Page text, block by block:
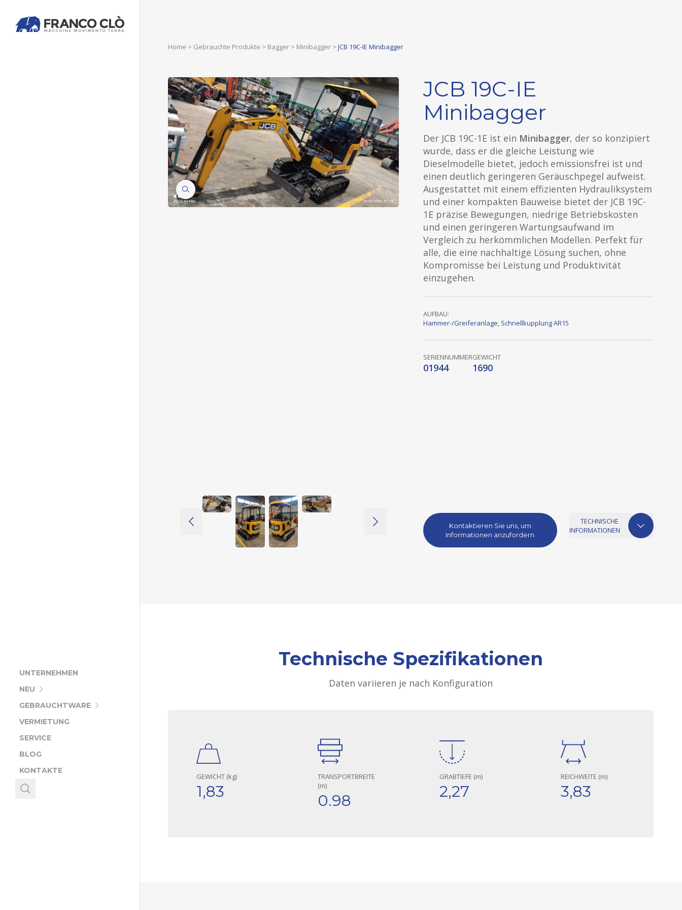
UNTERNEHMEN
NEU
GEBRAUCHTWARE
VERMIETUNG
SERVICE
BLOG
KONTAKTE
Home > Gebrauchte Produkte > Bagger > Minibagger > JCB 19C-IE Minibagger
JCB 19C-IE
Minibagger
Der JCB 19C-1E ist ein Minibagger, der so konzipiert
wurde, dass er die gleiche Leistung wie
Dieselmodelle bietet, jedoch emissionsfrei ist und
einen deutlich geringeren Geräuschpegel aufweist.
Ausgestattet mit einem effizienten Hydrauliksystem
und einer kompakten Bauweise bietet der JCB 19C-
1E präzise Bewegungen, niedrige Betriebskosten
und einen geringeren Wartungsaufwand im
Vergleich zu herkömmlichen Modellen. Perfekt für
alle, die eine nachhaltige Lösung suchen, ohne
Kompromisse bei Leistung und Produktivität
einzugehen.
AUFBAU:
Hammer-/Greiferanlage, Schnellkupplung AR15
SERIENNUMMER
01944
GEWICHT
1690
Kontaktieren Sie uns, um
Informationen anzufordern
TECHNISCHE
INFORMATIONEN
Technische Spezifikationen
Daten variieren je nach Konfiguration
GEWICHT (kg)
1,83
TRANSPORTBREITE
(m)
0.98
GRABTIEFE (m)
2,27
REICHWEITE (m)
3,83